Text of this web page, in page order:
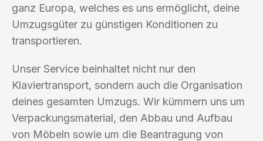
ganz Europa, welches es uns ermöglicht, deine
Umzugsgüter zu günstigen Konditionen zu
transportieren.
Unser Service beinhaltet nicht nur den
Klaviertransport, sondern auch die Organisation
deines gesamten Umzugs. Wir kümmern uns um
Verpackungsmaterial, den Abbau und Aufbau
von Möbeln sowie um die Beantragung von